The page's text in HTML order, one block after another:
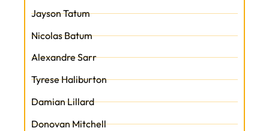
Jayson Tatum
Nicolas Batum
Alexandre Sarr
Tyrese Haliburton
Damian Lillard
Donovan Mitchell